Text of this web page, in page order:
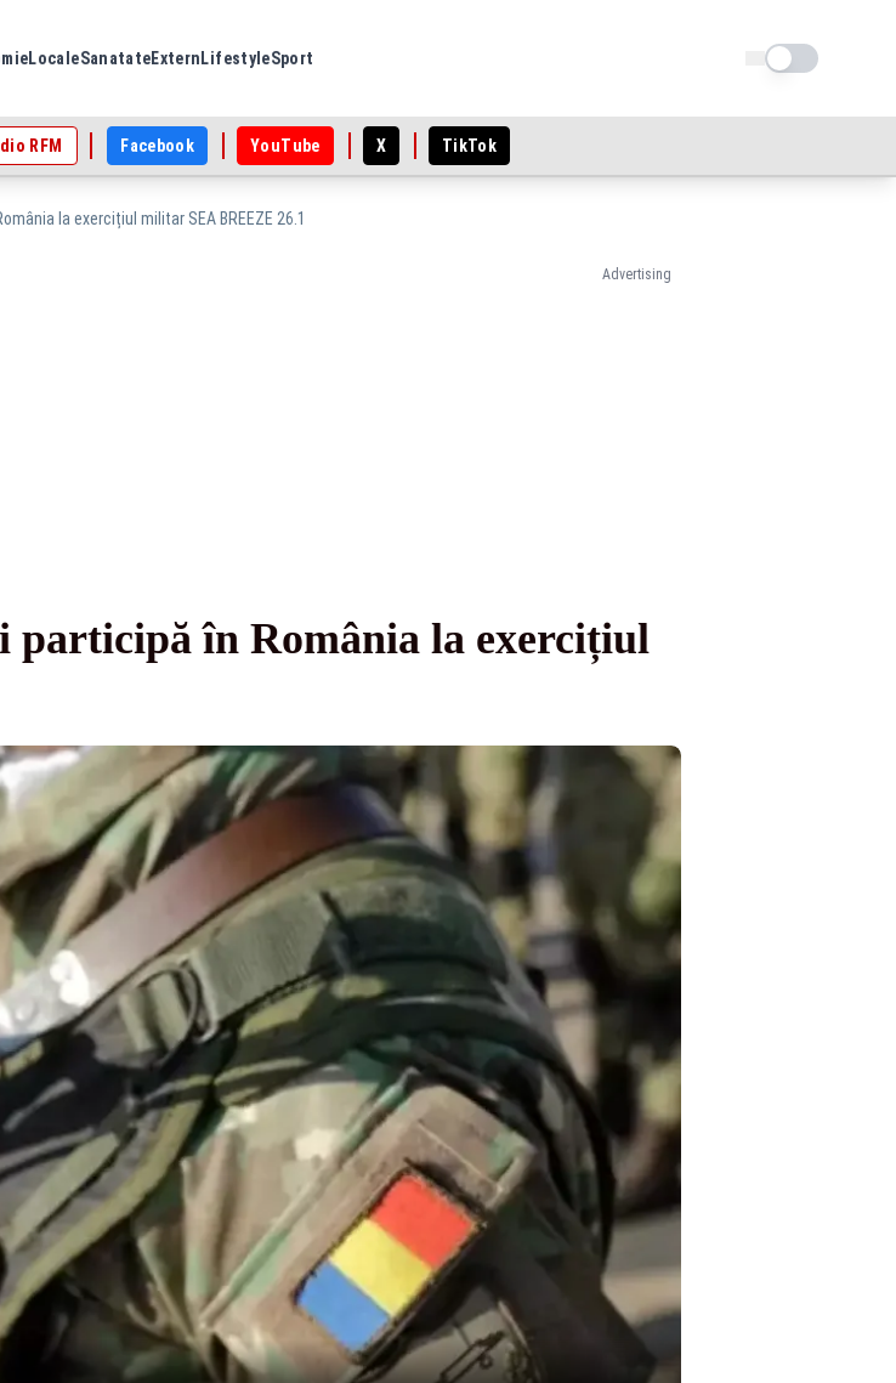
LocaleSanatateExtern LifestyleSport Schimba tema
RFM Facebook YouTube X TikTok
la exercițiul militar SEA BREEZE 26.1
Advertising
participă în România la exercițiul